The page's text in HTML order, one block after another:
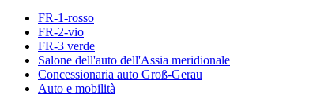
FR-1-rosso
FR-2-vio
FR-3 verde
Salone dell'auto dell'Assia meridionale
Concessionaria auto Groß-Gerau
Auto e mobilità